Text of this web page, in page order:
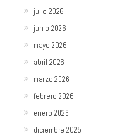
julio 2026
junio 2026
mayo 2026
abril 2026
marzo 2026
febrero 2026
enero 2026
diciembre 2025